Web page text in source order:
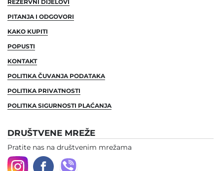
REZERVNI DIJELOVI
PITANJA I ODGOVORI
KAKO KUPITI
POPUSTI
KONTAKT
POLITIKA ČUVANJA PODATAKA
POLITIKA PRIVATNOSTI
POLITIKA SIGURNOSTI PLAĆANJA
DRUŠTVENE MREŽE
Pratite nas na društvenim mrežama